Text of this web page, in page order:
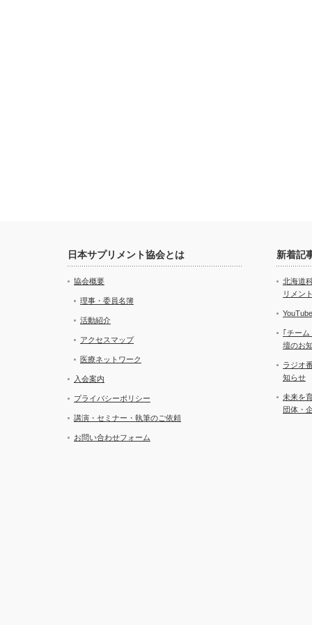
日本サプリメント協会とは
協会概要
理事・委員名簿
活動紹介
アクセスマップ
医療ネットワーク
入会案内
プライバシーポリシー
講演・セミナー・執筆のご依頼
お問い合わせフォーム
新着記
北海道
リメン
｢チー
壇のお
ラジオ
知らせ
未来を
団体・